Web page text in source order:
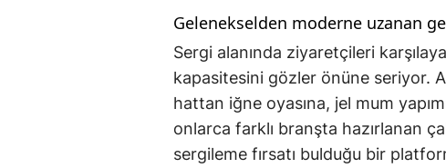
Gelenekselden moderne uzanan
Sergi alanında ziyaretçileri
kapasitesini gözler önüne seriyor.
hattan iğne oyasına, jel mum
onlarca farklı branşta hazırlanan
sergileme fırsatı bulduğu bir